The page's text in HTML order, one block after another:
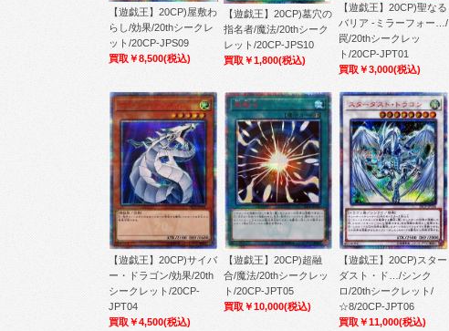
【遊戯王】20CP)屋敷わ
らし/効果/20thシークレ
ット/20CP-JPS09
買取￥8,500(税込)
【遊戯王】20CP)墓穴の
指名者/魔法/20thシーク
レット/20CP-JPS10
買取￥1,800(税込)
【遊戯王】20CP)聖なる
バリア -ミラーフォー…/
罠/20thシークレッ
ト/20CP-JPT01
買取￥3,000(税込)
【遊戯王】20CP)サイバ
ー・ドラゴン/効果/20th
シークレット/20CP-
JPT04
買取￥4,500(税込)
【遊戯王】20CP)超融
合/魔法/20thシークレッ
ト/20CP-JPT05
買取￥10,000(税込)
【遊戯王】20CP)スター
ダスト・ド…/シンク
ロ/20thシークレット/
☆8/20CP-JPT06
買取￥11,000(税込)